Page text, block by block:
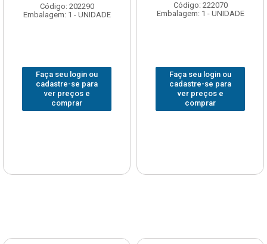
Código: 202290
Embalagem: 1 - UNIDADE
Faça seu login ou
cadastre-se para
ver preços e
comprar
Código: 222070
Embalagem: 1 - UNIDADE
Faça seu login ou
cadastre-se para
ver preços e
comprar